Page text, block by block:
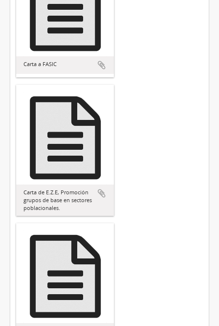
Carta a FASIC
Carta de E.Z.E, Promoción
grupos de base en sectores
poblacionales.